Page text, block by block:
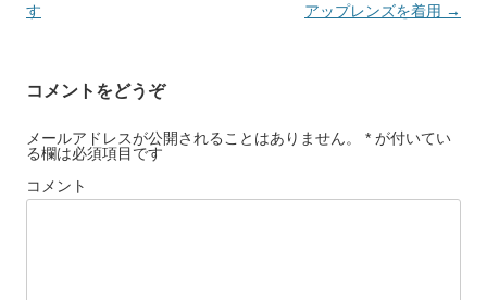
ビ
シ
ョ
ン
す
アップレンズを着用 →
コメントをどうぞ
メールアドレスが公開されることはありません。 * が付いてい
る欄は必須項目です
コメント